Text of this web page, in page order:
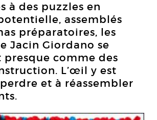
à des puzzles en
assemblés
préparatoires, les
Jacin Giordano se
presque comme des
L’œil y est
et à réassembler